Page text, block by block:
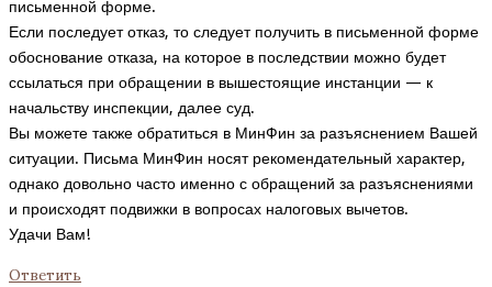
письменной форме.
Если последует отказ, то следует получить в письменной форме
обоснование отказа, на которое в последствии можно будет
ссылаться при обращении в вышестоящие инстанции — к
начальству инспекции, далее суд.
Вы можете также обратиться в МинФин за разъяснением Вашей
ситуации. Письма МинФин носят рекомендательный характер,
однако довольно часто именно с обращений за разъяснениями
и происходят подвижки в вопросах налоговых вычетов.
Удачи Вам!
Ответить